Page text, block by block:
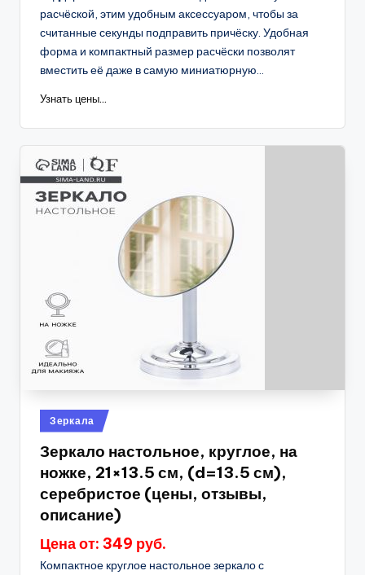
расчёской, этим удобным аксессуаром, чтобы за
считанные секунды подправить причёску. Удобная
форма и компактный размер расчёски позволят
вместить её даже в самую миниатюрную...
Узнать цены...
Опубликовано
в
Зеркала
Зеркало настольное, круглое, на
ножке, 21×13.5 см, (d=13.5 см),
серебристое (цены, отзывы,
описание)
Цена от: 349 руб.
Компактное круглое настольное зеркало с